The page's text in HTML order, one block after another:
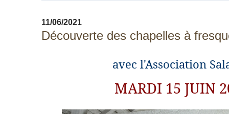
11/06/2021
Découverte des chapelles à
avec l'Association
MARDI 15 JUIN